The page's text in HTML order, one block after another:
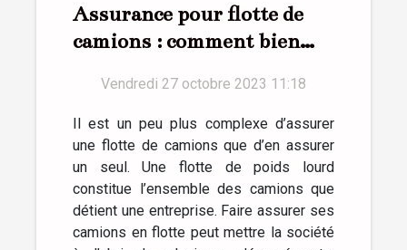
Assurance pour flotte de
camions : comment bien
Vendredi 27 octobre 2023 11:18
Il est un peu plus complexe d’assurer
une flotte de camions que d’en assurer
un seul. Une flotte de poids lourd
constitue l’ensemble des camions que
détient une entreprise. Faire assurer ses
camions en flotte peut mettre la société